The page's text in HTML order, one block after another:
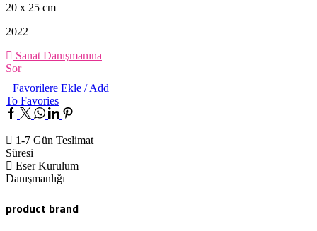
20 x 25 cm
2022
Sanat Danışmanına
Sor
Favorilere Ekle / Add
To Favories
1-7 Gün Teslimat
Süresi
Eser Kurulum
Danışmanlığı
product brand